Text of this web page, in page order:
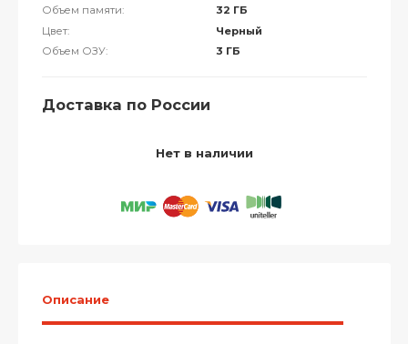
Объем памяти:
32 ГБ
Цвет:
Черный
Объем ОЗУ:
3 ГБ
Доставка по России
Нет в наличии
Описание